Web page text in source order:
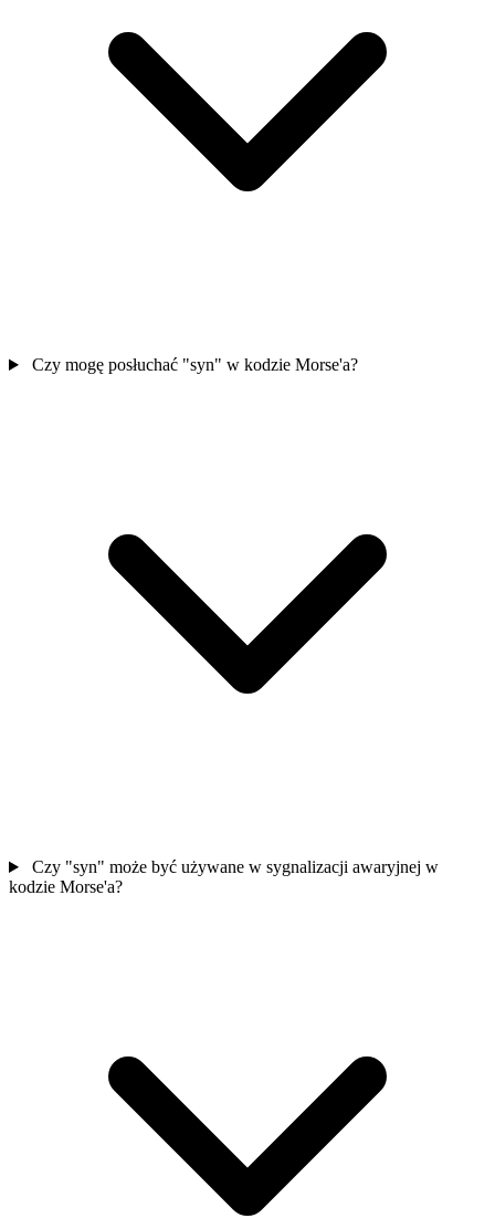
Czy mogę posłuchać "syn" w kodzie Morse'a?
Czy "syn" może być używane w sygnalizacji awaryjnej w
kodzie Morse'a?